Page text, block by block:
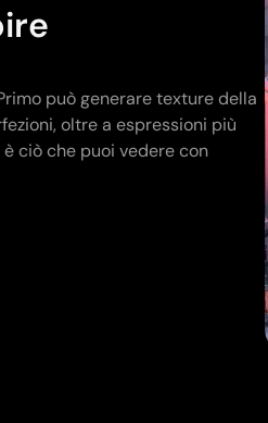
può generare texture della
oltre a espressioni più
ciò che puoi vedere con